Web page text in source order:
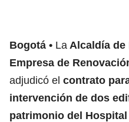
Bogotá La Alcaldía de
Empresa de
adjudicó el contrato
intervención de dos
patrimonio del